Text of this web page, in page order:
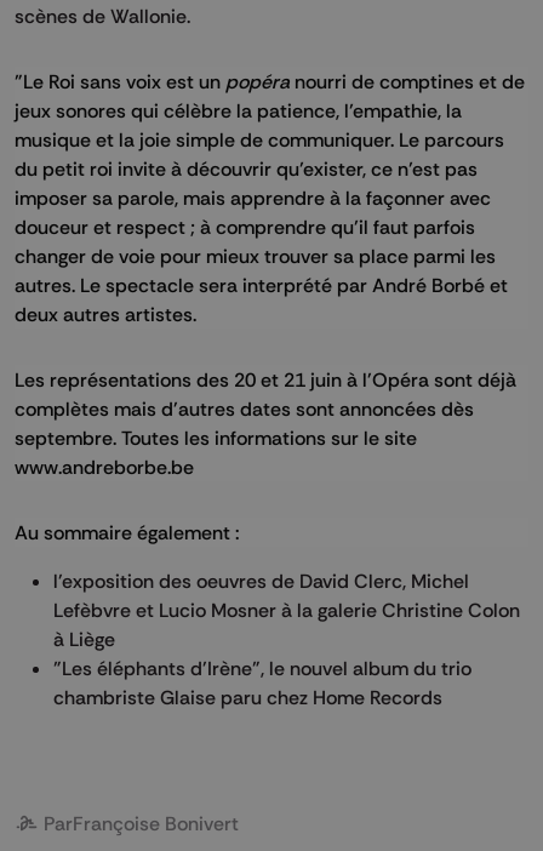
scènes de Wallonie.
"Le Roi sans voix est un popéra nourri de comptines et de
jeux sonores qui célèbre la patience, l’empathie, la
musique et la joie simple de communiquer. Le parcours
du petit roi invite à découvrir qu’exister, ce n’est pas
imposer sa parole, mais apprendre à la façonner avec
douceur et respect ; à comprendre qu’il faut parfois
changer de voie pour mieux trouver sa place parmi les
autres. Le spectacle sera interprété par André Borbé et
deux autres artistes.
Les représentations des 20 et 21 juin à l'Opéra sont déjà
complètes mais d'autres dates sont annoncées dès
septembre. Toutes les informations sur le site
www.andreborbe.be
Au sommaire également :
l'exposition des oeuvres de David Clerc, Michel
Lefèbvre et Lucio Mosner à la galerie Christine Colon
à Liège
"Les éléphants d'Irène", le nouvel album du trio
chambriste Glaise paru chez Home Records
ParFrançoise Bonivert